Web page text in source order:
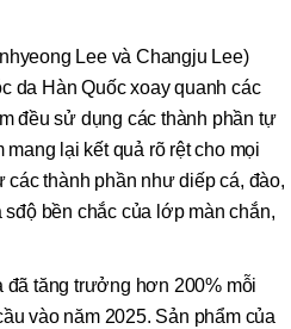
Lee và Changju Lee)
da Hàn Quốc xoay quanh các
đều sử dụng các thành phần tự
lại kết quả rõ rệt cho mọi
thành phần như diếp cá, đào,
bền chắc của lớp màn chắn,
đã tăng trưởng hơn 200% mỗi
vào năm 2025. Sản phẩm của